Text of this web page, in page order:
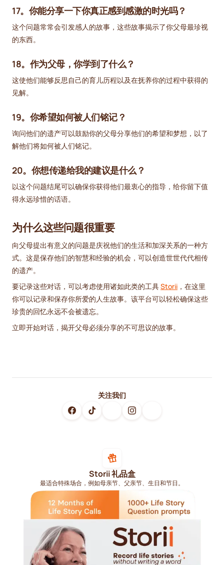
17。你能分享一下你真正感到感激的时光吗？
这个问题常常会引发感人的故事，这些故事揭示了你父母最珍视
的东西。
18。作为父母，你学到了什么？
这使他们能够反思自己的育儿历程以及在抚养你的过程中获得的
见解。
19。你希望如何被人们铭记？
询问他们的遗产可以鼓励你的父母分享他们的希望和梦想，以了
解他们将如何被人们铭记。
20。你想传递给我的建议是什么？
以这个问题结尾可以确保你获得他们最衷心的指导，给你留下值
得永远珍惜的话语。
为什么这些问题很重要
向父母提出有意义的问题是庆祝他们的生活和加深关系的一种方
式。这是保存他们的智慧和经验的机会，可以创造世世代代相传
的遗产。
要记录这些对话，可以考虑使用诸如此类的工具Storii ，在这里
你可以记录和保存你所爱的人生故事。该平台可以轻松确保这些
珍贵的回忆永远不会被遗忘。
立即开始对话，揭开父母必须分享的不可思议的故事。
关注我们
Storii 礼品盒
最适合特殊场合，例如母亲节、父亲节、生日和节日。